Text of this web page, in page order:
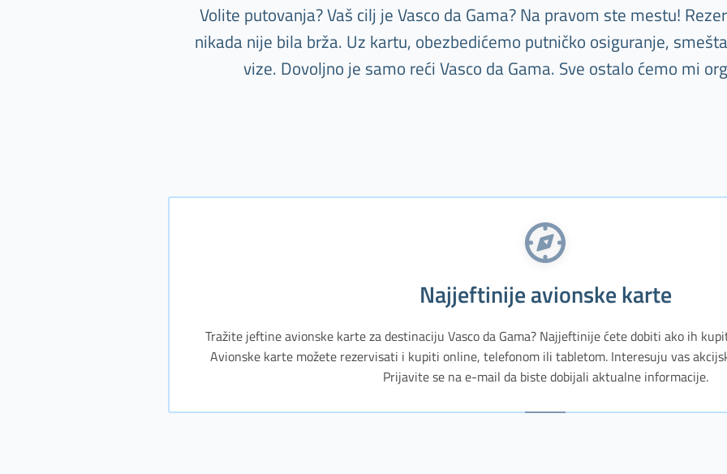
Volite putovanja? Vaš cilj je Vasco da Gama? Na pravom ste mestu!
nikada nije bila brža. Uz kartu, obezbedićemo putničko osiguranje,
vize. Dovoljno je samo reći Vasco da Gama. Sve ostalo ćemo mi
Najjeftinije avionske karte
Tražite jeftine avionske karte za destinaciju Vasco da Gama? Najjeftinije ćete dobiti ako ih
Avionske karte možete rezervisati i kupiti online, telefonom ili tabletom. Interesuju vas
Prijavite se na e-mail da biste dobijali aktualne informacije.